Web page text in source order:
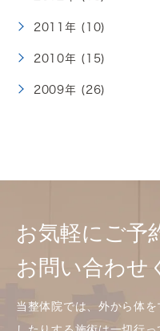
2011年 (10)
2010年 (15)
2009年 (26)
お気軽にご予
お問い合わせ
当整体院では、外から体